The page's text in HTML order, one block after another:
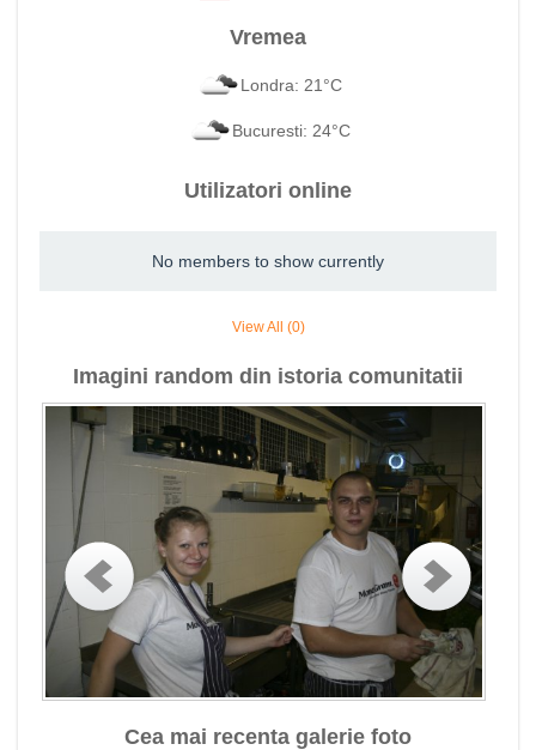
Vremea
Londra: 21°C
Bucuresti: 24°C
Utilizatori online
No members to show currently
View All (0)
Imagini random din istoria comunitatii
Cea mai recenta galerie foto